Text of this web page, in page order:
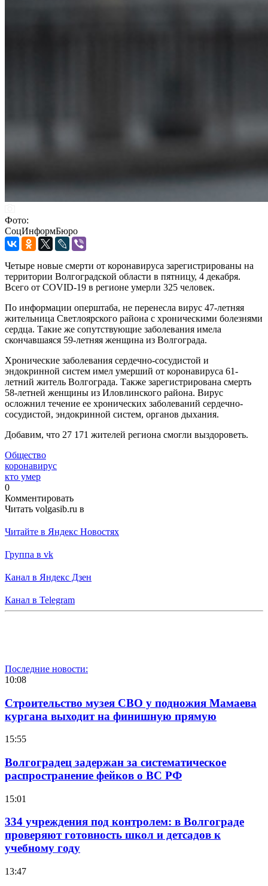
Фото:
СоцИнформБюро
Четыре новые смерти от коронавируса зарегистрированы на
территории Волгоградской области в пятницу, 4 декабря.
Всего от COVID-19 в регионе умерли 325 человек.
По информации оперштаба, не перенесла вирус 47-летняя
жительница Светлоярского района с хроническими болезнями
сердца. Такие же сопутствующие заболевания имела
скончавшаяся 59-летняя женщина из Волгограда.
Хронические заболевания сердечно-сосудистой и
эндокринной систем имел умерший от коронавируса 61-
летний житель Волгограда. Также зарегистрирована смерть
58-летней женщины из Иловлинского района. Вирус
осложнил течение ее хронических заболеваний сердечно-
сосудистой, эндокринной систем, органов дыхания.
Добавим, что 27 171 жителей региона смогли выздороветь.
Общество
коронавирус
кто умер
0
Комментировать
Читать volgasib.ru в
Читайте в Яндекс Новостях
Группа в vk
Канал в Яндекс Дзен
Канал в Telegram
Последние новости:
10:08
Строительство музея СВО у подножия Мамаева
кургана выходит на финишную прямую
15:55
Волгоградец задержан за систематическое
распространение фейков о ВС РФ
15:01
334 учреждения под контролем: в Волгограде
проверяют готовность школ и детсадов к
учебному году
13:47